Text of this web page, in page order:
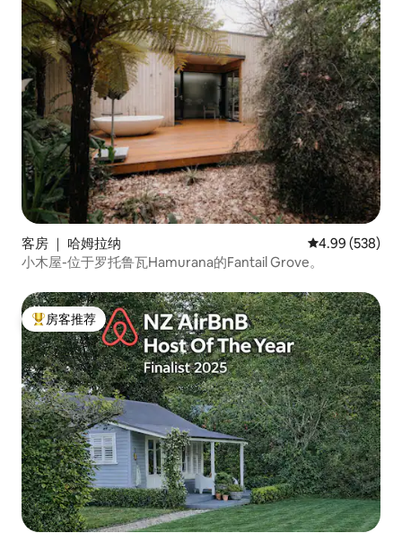
客房 ｜ 哈姆拉纳 平均评分 4.99
4.99 (538)
小木屋-位于罗托鲁瓦Hamurana的Fantail Grove。
热门「房客推荐」
房客推荐